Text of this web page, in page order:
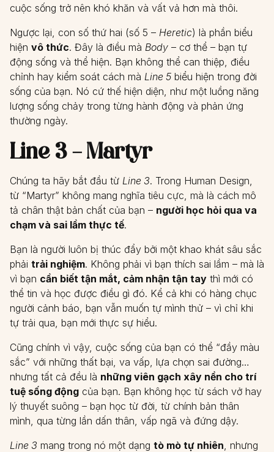
cuộc sống trở nên khó khăn và vất vả hơn mà thôi.
Ngược lại, con số thứ hai (số 5 – Heretic) là phần biểu
hiện vô thức. Đây là điều mà Body – cơ thể – bạn tự
động sống và thể hiện. Bạn không thể can thiệp, điều
chỉnh hay kiểm soát cách mà Line 5 biểu hiện trong đời
sống của bạn. Nó cứ thế hiện diện, như một luồng năng
lượng sống chảy trong từng hành động và phản ứng
thường ngày.
Line 3 – Martyr
Chúng ta hãy bắt đầu từ Line 3. Trong Human Design,
từ “Martyr” không mang nghĩa tiêu cực, mà là cách mô
tả chân thật bản chất của bạn – người học hỏi qua va
chạm và sai lầm thực tế.
Bạn là người luôn bị thúc đẩy bởi một khao khát sâu sắc
phải trải nghiệm. Không phải vì bạn thích sai lầm – mà là
vì bạn cần biết tận mắt, cảm nhận tận tay thì mới có
thể tin và học được điều gì đó. Kể cả khi có hàng chục
người cảnh báo, bạn vẫn muốn tự mình thử – vì chỉ khi
tự trải qua, bạn mới thực sự hiểu.
Cũng chính vì vậy, cuộc sống của bạn có thể “đầy màu
sắc” với những thất bại, va vấp, lựa chọn sai đường…
nhưng tất cả đều là những viên gạch xây nền cho trí
tuệ sống động của bạn. Bạn không học từ sách vở hay
lý thuyết suông – bạn học từ đời, từ chính bản thân
mình, qua từng lần dấn thân, vấp ngã và đứng dậy.
Line 3 mang trong nó một dạng tò mò tự nhiên, nhưng